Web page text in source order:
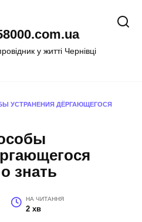
у житті Чернівці
УСТРАНЕНИЯ ДЁРГАЮЩЕГОСЯ
знать
НА ЧИТАННЯ
2 хв